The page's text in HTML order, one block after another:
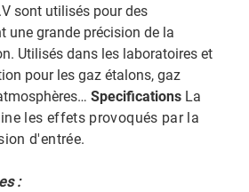
sont utilisés pour des
une grande précision de la
Utilisés dans les laboratoires et
pour les gaz étalons, gaz
Specifications La
les effets provoqués par la
d'entrée.
: